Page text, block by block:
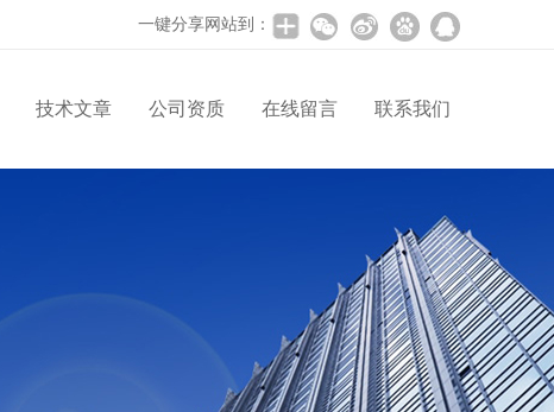
一键分享网站到：
技术文章 公司资质 在线留言 联系我们